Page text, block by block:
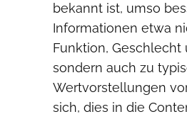
bekannt ist, umso
Informationen etwa
Funktion, Geschlecht
sondern auch zu
Wertvorstellungen
sich, dies in die